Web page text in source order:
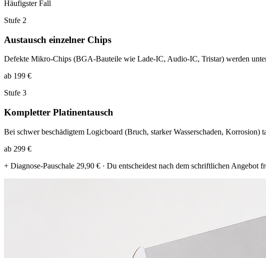
Häufigster Fall
Stufe 2
Austausch einzelner Chips
Defekte Mikro-Chips (BGA-Bauteile wie Lade-IC, Audio-IC, Tristar) werden
ab 199 €
Stufe 3
Kompletter Platinentausch
Bei schwer beschädigtem Logicboard (Bruch, starker Wasserschaden,
ab 299 €
+ Diagnose-Pauschale 29,90 € · Du entscheidest nach dem schriftlichen Angebot